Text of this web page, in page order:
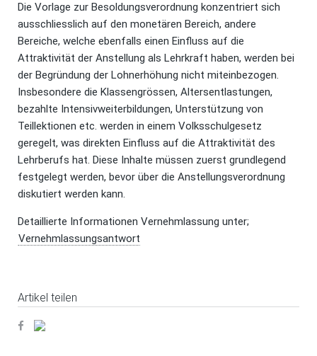
Die Vorlage zur Besoldungsverordnung konzentriert sich
ausschliesslich auf den monetären Bereich, andere
Bereiche, welche ebenfalls einen Einfluss auf die
Attraktivität der Anstellung als Lehrkraft haben, werden bei
der Begründung der Lohnerhöhung nicht miteinbezogen.
Insbesondere die Klassengrössen, Altersentlastungen,
bezahlte Intensivweiterbildungen, Unterstützung von
Teillektionen etc. werden in einem Volksschulgesetz
geregelt, was direkten Einfluss auf die Attraktivität des
Lehrberufs hat. Diese Inhalte müssen zuerst grundlegend
festgelegt werden, bevor über die Anstellungsverordnung
diskutiert werden kann.
Detaillierte Informationen Vernehmlassung unter;
Vernehmlassungsantwort
Artikel teilen